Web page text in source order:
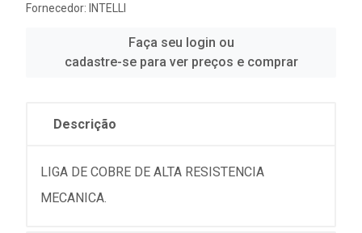
Fornecedor: INTELLI
Faça seu login ou
cadastre-se para ver preços e comprar
Descrição
LIGA DE COBRE DE ALTA RESISTENCIA
MECANICA.